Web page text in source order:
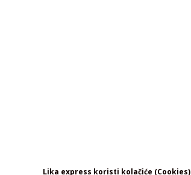
Lika express koristi kolačiće (Cookies)